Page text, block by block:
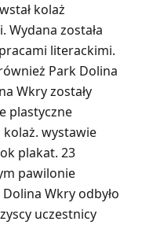
kolaż
Wydana została
literackimi.
Park Dolina
Wkry zostały
plastyczne
wystawie
plakat. 23
pawilonie
Wkry odbyło
uczestnicy